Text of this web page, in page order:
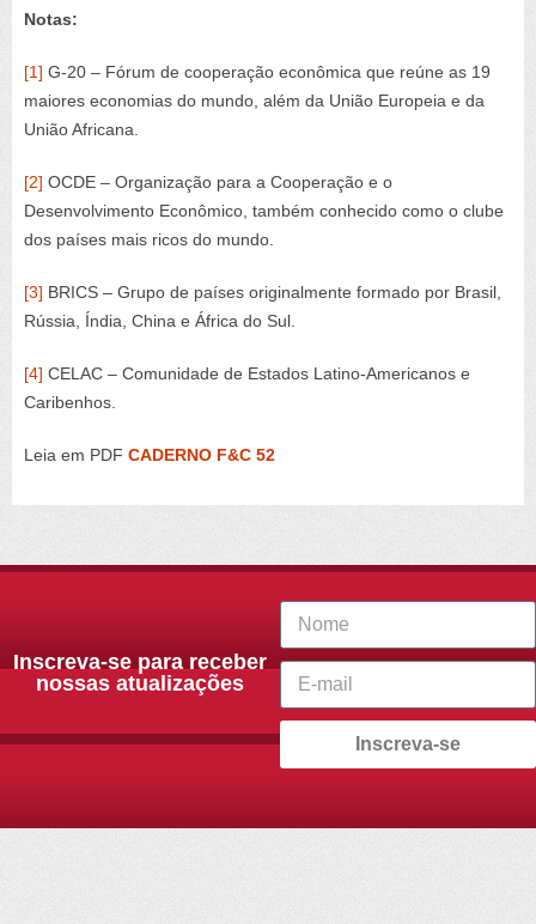
Notas:
[1] G-20 – Fórum de cooperação econômica que reúne as 19
maiores economias do mundo, além da União Europeia e da
União Africana.
[2] OCDE – Organização para a Cooperação e o
Desenvolvimento Econômico, também conhecido como o clube
dos países mais ricos do mundo.
[3] BRICS – Grupo de países originalmente formado por Brasil,
Rússia, Índia, China e África do Sul.
[4] CELAC – Comunidade de Estados Latino-Americanos e
Caribenhos.
Leia em PDF CADERNO F&C 52
Inscreva-se para receber
nossas atualizações
Inscreva-se